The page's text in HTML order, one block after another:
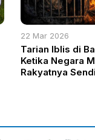
22 Mar 2026
Tarian Iblis di
Ketika Negara
Rakyatnya